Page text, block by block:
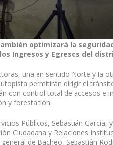
optimizará la
Ingresos y Egresos del
una en sentido Norte y la
permitirán dirigir el
con control total de accesos e
y forestación.
Públicos, Sebastián García,
Ciudadana y Relaciones
de Bacheo, Sebastián